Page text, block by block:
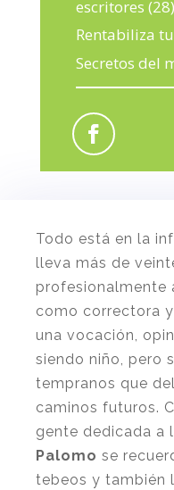
escritores (28)
Rentabiliza
Secretos del
Todo está en la
lleva más de
profesionalmente
como correctora
una vocación,
siendo niño, pero
tempranos que
caminos futuros.
gente dedicada a
Palomo se
tebeos y también